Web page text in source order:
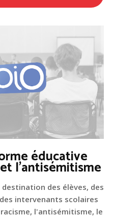
éducative
l'antisémitisme
des élèves, des
intervenants scolaires
l'antisémitisme, le